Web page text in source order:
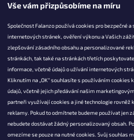
Vše vám přizpůsobíme na míru
Společnost Falanzo používá cookies pro bezpečné
internetových stránek, ověření výkonu a Vašich
zlepšování zásadního obsahu a personalizované
stránkách, tak také na stránkách třetích
informace, včetně údajů o užívání internetových
Kliknutím na „OK“ souhlasíte s používáním cookies
údajů, včetně jejich předávání našim
partneři využívají cookies a jiné technologie rovněž
reklamy. Pokud to odmítnete budeme používat jen
nebudete dostávat žádný personalizovaný obsah.
omezíme se pouze na nutné cookies. Svůj souhlas
KONTAKT
info@falanzo.cz
Falanzo.cz
FalanzoCZ